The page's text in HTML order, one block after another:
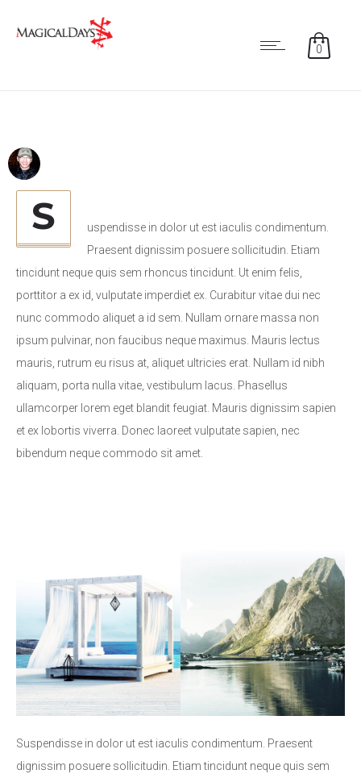
0
S
uspendisse in dolor ut est iaculis condimentum.
Praesent dignissim posuere sollicitudin. Etiam
tincidunt neque quis sem rhoncus tincidunt. Ut enim felis,
porttitor a ex id, vulputate imperdiet ex. Curabitur vitae dui nec
nunc commodo aliquet a id sem. Nullam ornare massa non
ipsum pulvinar, non faucibus neque maximus. Mauris lectus
mauris, rutrum eu risus at, aliquet ultricies erat. Nullam id nibh
aliquam, porta nulla vitae, vestibulum lacus. Phasellus
ullamcorper lorem eget blandit feugiat. Mauris dignissim sapien
et ex lobortis viverra. Donec laoreet vulputate sapien, nec
bibendum neque commodo sit amet.
Suspendisse in dolor ut est iaculis condimentum. Praesent
dignissim posuere sollicitudin. Etiam tincidunt neque quis sem